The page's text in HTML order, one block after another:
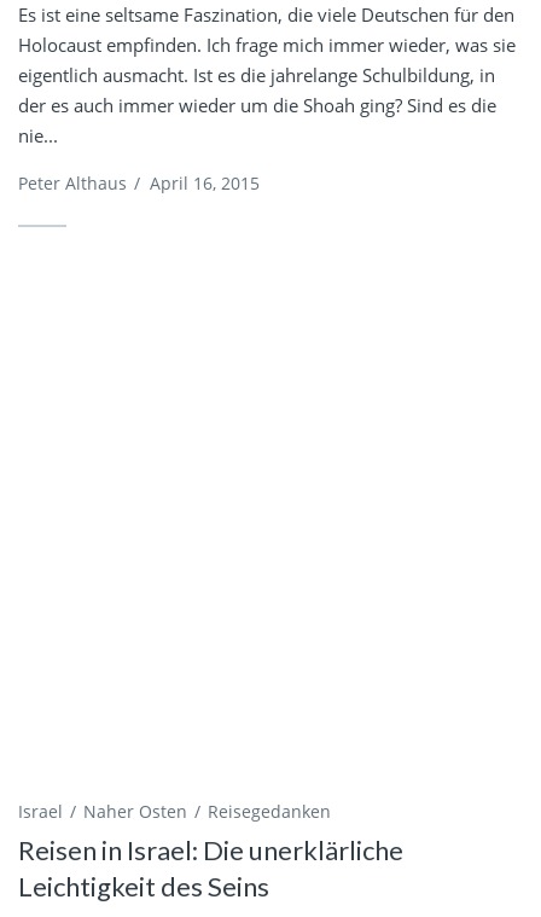
Es ist eine seltsame Faszination, die viele Deutschen für den
Holocaust empfinden. Ich frage mich immer wieder, was sie
eigentlich ausmacht. Ist es die jahrelange Schulbildung, in
der es auch immer wieder um die Shoah ging? Sind es die
nie...
Peter Althaus / April 16, 2015
Israel Naher Osten Reisegedanken
Reisen in Israel: Die unerklärliche
Leichtigkeit des Seins